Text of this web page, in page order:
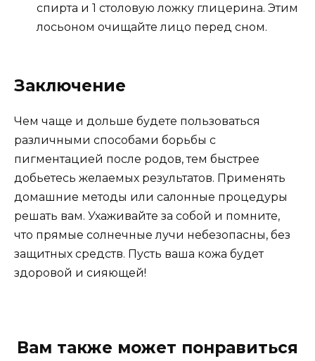
спирта и 1 столовую ложку глицерина. Этим
лосьоном очищайте лицо перед сном.
Заключение
Чем чаще и дольше будете пользоваться
различными способами борьбы с
пигментацией после родов, тем быстрее
добьетесь желаемых результатов. Применять
домашние методы или салонные процедуры
решать вам. Ухаживайте за собой и помните,
что прямые солнечные лучи небезопасны, без
защитных средств. Пусть ваша кожа будет
здоровой и сияющей!
Вам также может понравиться